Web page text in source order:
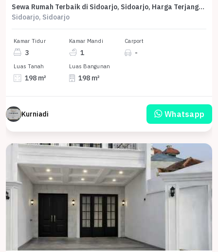
Sewa Rumah Terbaik di Sidoarjo, Sidoarjo, Harga Terjangkau
Sidoarjo, Sidoarjo
Kamar Tidur
3
Kamar Mandi
1
Carport
-
Luas Tanah
198 m²
Luas Bangunan
198 m²
Kurniadi Whatsapp